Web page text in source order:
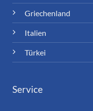
Griechenland
Italien
Türkei
Service